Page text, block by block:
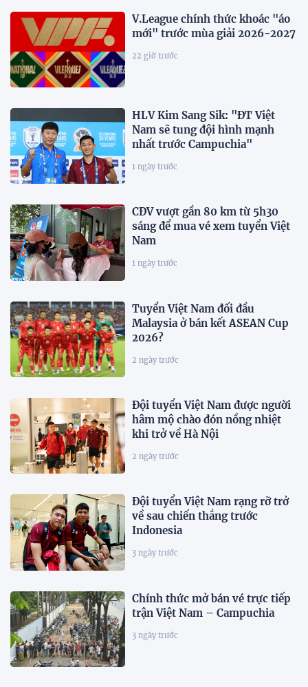
V.League chính thức khoác "áo
mới" trước mùa giải 2026-2027
22 giờ trước
HLV Kim Sang Sik: "ĐT Việt
Nam sẽ tung đội hình mạnh
nhất trước Campuchia"
1 ngày trước
CĐV vượt gần 80 km từ 5h30
sáng để mua vé xem tuyển Việt
Nam
1 ngày trước
Tuyển Việt Nam đối đầu
Malaysia ở bán kết ASEAN Cup
2026?
2 ngày trước
Đội tuyển Việt Nam được người
hâm mộ chào đón nồng nhiệt
khi trở về Hà Nội
2 ngày trước
Đội tuyển Việt Nam rạng rỡ trở
về sau chiến thắng trước
Indonesia
3 ngày trước
Chính thức mở bán vé trực tiếp
trận Việt Nam – Campuchia
3 ngày trước